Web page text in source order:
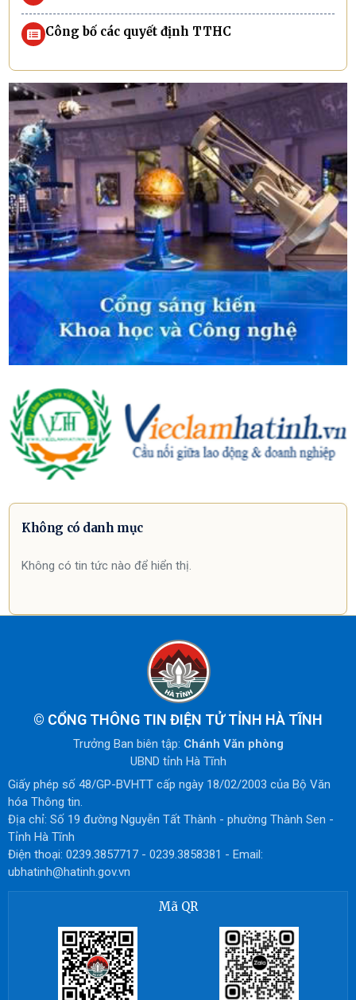
Công bố các quyết định TTHC
Không có danh mục
Không có tin tức nào để hiển thị.
© CỔNG THÔNG TIN ĐIỆN TỬ TỈNH HÀ TĨNH
Trưởng Ban biên tập: Chánh Văn phòng
UBND tỉnh Hà Tĩnh
Giấy phép số 48/GP-BVHTT cấp ngày 18/02/2003 của Bộ Văn
hóa Thông tin.
Địa chỉ: Số 19 đường Nguyễn Tất Thành - phường Thành Sen -
Tỉnh Hà Tĩnh
Điện thoại: 0239.3857717 - 0239.3858381 - Email:
ubhatinh@hatinh.gov.vn
Mã QR